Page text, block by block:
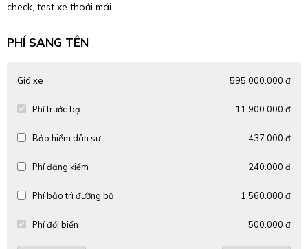
check, test xe thoải mái
PHÍ SANG TÊN
Giá xe 595.000.000 đ
Phí trước bạ 11.900.000 đ
Bảo hiểm dân sự 437.000 đ
Phí đăng kiểm 240.000 đ
Phí bảo trì đường bộ 1.560.000 đ
Phí đổi biển 500.000 đ